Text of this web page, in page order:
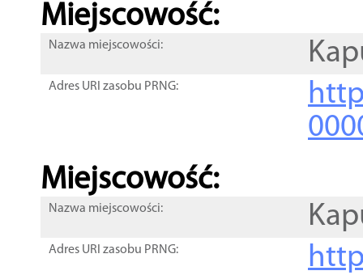
Miejscowość:
Nazwa miejscowości:
Adres URI zasobu PRNG:
Miejscowość:
Nazwa miejscowości:
Adres URI zasobu PRNG: